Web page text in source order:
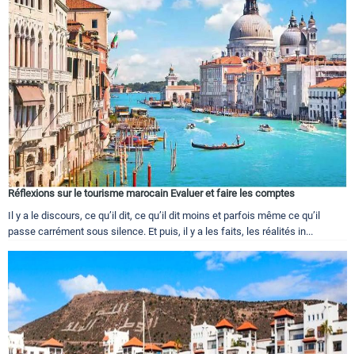
Réflexions sur le tourisme marocain Evaluer et faire les comptes
Il y a le discours, ce qu’il dit, ce qu’il dit moins et parfois même ce qu’il
passe carrément sous silence. Et puis, il y a les faits, les réalités in...